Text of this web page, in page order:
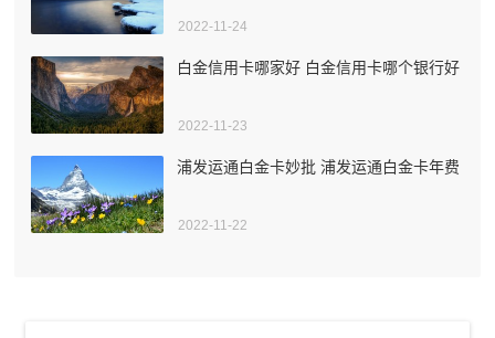
2022-11-24
白金信用卡哪家好 白金信用卡哪个银行好
2022-11-23
浦发运通白金卡妙批 浦发运通白金卡年费
2022-11-22